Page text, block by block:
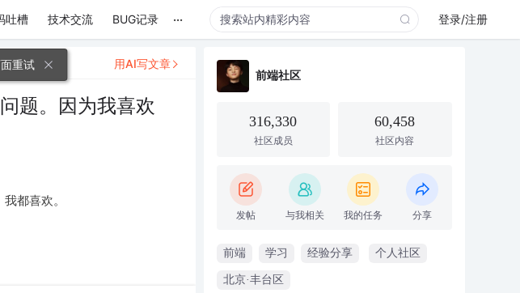
吐槽 技术交流 BUG记录 ... 登录/注册
题。因为我喜欢
都喜欢。
用AI写文章
前端社区
316,330
社区成员
60,458
社区内容
发帖 与我相关 我的任务 分享
前端 学习 经验分享 个人社区
北京·丰台区
重试